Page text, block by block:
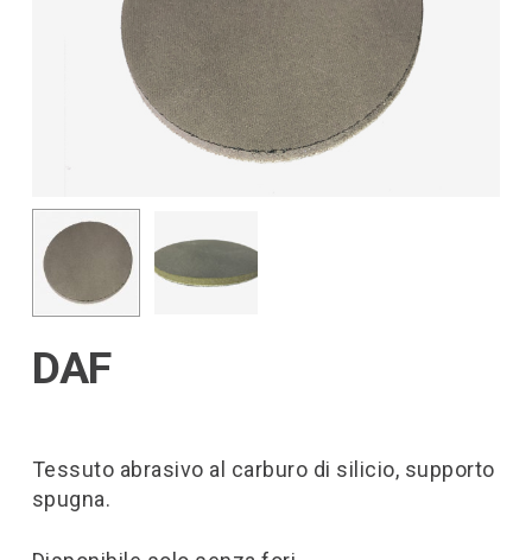
DAF
Tessuto abrasivo al carburo di silicio, supporto
spugna.